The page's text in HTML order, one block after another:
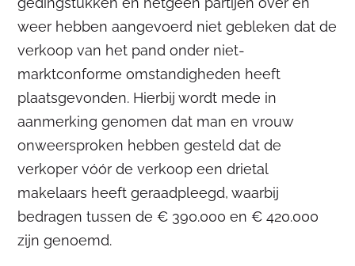
weer hebben aangevoerd niet gebleken dat de
verkoop van het pand onder niet-
marktconforme omstandigheden heeft
plaatsgevonden. Hierbij wordt mede in
aanmerking genomen dat man en vrouw
onweersproken hebben gesteld dat de
verkoper vóór de verkoop een drietal
makelaars heeft geraadpleegd, waarbij
bedragen tussen de € 390.000 en € 420.000
zijn genoemd.